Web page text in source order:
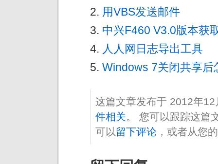
用VBS发送邮件
中兴F460 V3.0版本获
人人网日志导出工具
Windows 7关闭共享
这篇文章发布于 2012年
件相关。 您可以跟踪这篇
可以留下评论 ，或者从您